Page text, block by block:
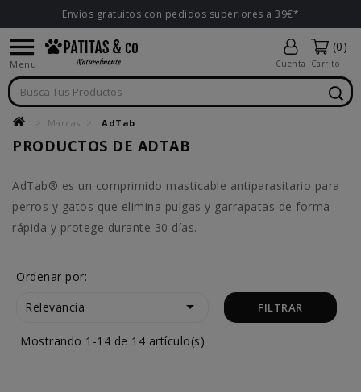
Envíos gratuitos con pedidos superiores a 39€*

Menu Cuenta
(0)
Carrito
Marcas AdTab
PRODUCTOS DE ADTAB
AdTab® es un comprimido masticable antiparasitario para
perros y gatos que elimina pulgas y garrapatas de forma
rápida y protege durante 30 días.
Ordenar por:
Relevancia
 FILTRAR
Mostrando 1-14 de 14 artículo(s)